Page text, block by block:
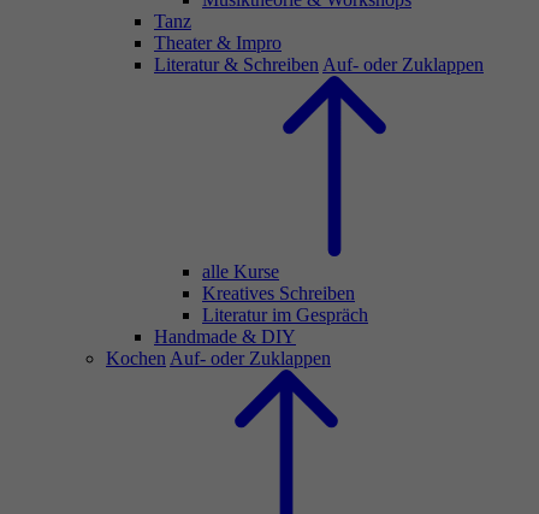
Tanz
Theater & Impro
Literatur & Schreiben Auf- oder Zuklappen
alle Kurse
Kreatives Schreiben
Literatur im Gespräch
Handmade & DIY
Kochen Auf- oder Zuklappen